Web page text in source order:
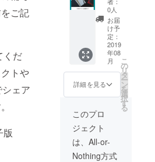
ご記
くだ
トや
ェア
版
くの友
人に配
りたい
という
方はこ
ちらを
ご利用
くださ
い。 ※
お礼の
手紙は
全て直
筆です
0人
お届
け予
定：
2019
年08
月
詳細を見る
こ
の
リ
タ
ー
ン
を
選
択
す
る
このプロ
ジェクト
は、All-or-
Nothing方式